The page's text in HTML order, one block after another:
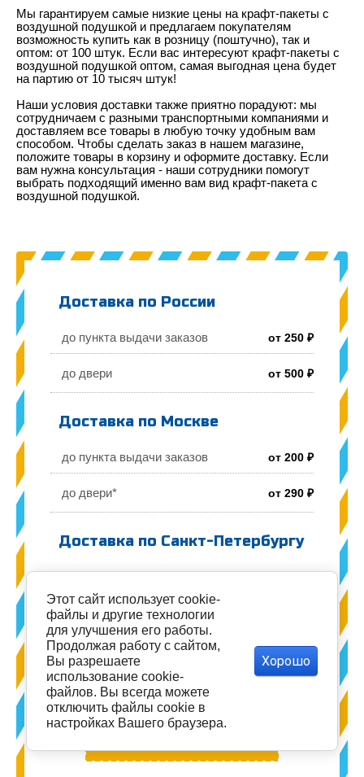
Мы гарантируем самые низкие цены на крафт-пакеты с
воздушной подушкой и предлагаем покупателям
возможность купить как в розницу (поштучно), так и
оптом: от 100 штук. Если вас интересуют крафт-пакеты с
воздушной подушкой оптом, самая выгодная цена будет
на партию от 10 тысяч штук!
Наши условия доставки также приятно порадуют: мы
сотрудничаем с разными транспортными компаниями и
доставляем все товары в любую точку удобным вам
способом. Чтобы сделать заказ в нашем магазине,
положите товары в корзину и оформите доставку. Если
вам нужна консультация - наши сотрудники помогут
выбрать подходящий именно вам вид крафт-пакета с
воздушной подушкой.
Доставка по России
до пункта выдачи заказов от 250 ₽
до двери от 500 ₽
Доставка по Москве
до пункта выдачи заказов от 200 ₽
до двери* от 290 ₽
Доставка по Санкт-Петербургу
до пункта выдачи заказов от 200 ₽
до двери
БЕСПЛАТНО
ПО МОСКВЕ
Этот сайт использует cookie-
файлы и другие технологии
для улучшения его работы.
Продолжая работу с сайтом,
Вы разрешаете
использование cookie-
файлов. Вы всегда можете
отключить файлы cookie в
настройках Вашего браузера.
Хорошо